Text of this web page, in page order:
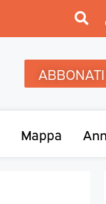
Mappa